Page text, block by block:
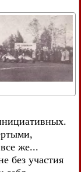
же...
без участия